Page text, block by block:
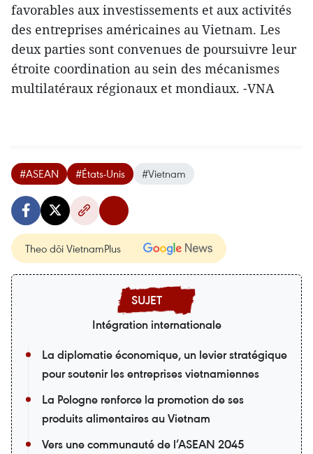
favorables aux investissements et aux activités
des entreprises américaines au Vietnam. Les
deux parties sont convenues de poursuivre leur
étroite coordination au sein des mécanismes
multilatéraux régionaux et mondiaux. -VNA
#ASEAN #États-Unis #Vietnam
Theo dõi VietnamPlus
Intégration internationale
La diplomatie économique, un levier stratégique
pour soutenir les entreprises vietnamiennes
La Pologne renforce la promotion de ses
produits alimentaires au Vietnam
Vers une communauté de l’ASEAN 2045